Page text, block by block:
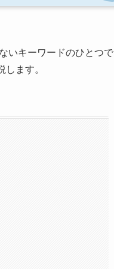
いキーワードのひとつで
ます。